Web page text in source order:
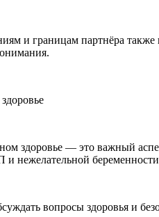
и границам партнёра
имания.
здоровье — это важный
и нежелательной
вопросы здоровья и